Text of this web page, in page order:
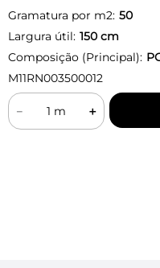
Gramatura por m2: 50
Largura útil: 150cm
Composição (Principal):
M11RN003500012
＋
－